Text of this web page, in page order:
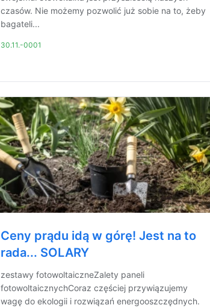
czasów. Nie możemy pozwolić już sobie na to, żeby
bagateli...
30.11.-0001
Ceny prądu idą w górę! Jest na to
rada... SOLARY
zestawy fotowoltaiczneZalety paneli
fotowoltaicznychCoraz częściej przywiązujemy
wagę do ekologii i rozwiązań energooszczędnych.